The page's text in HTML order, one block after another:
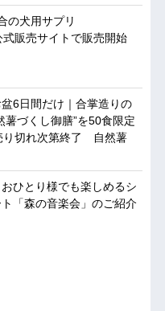
の犬用サプリ
式販売サイトで販売開始
盆6日間だけ｜合掌造りの
薯づくし御膳”を50食限定
り切れ次第終了 自然薯
ひとり様でも楽しめるシ
「森の音楽会」のご紹介